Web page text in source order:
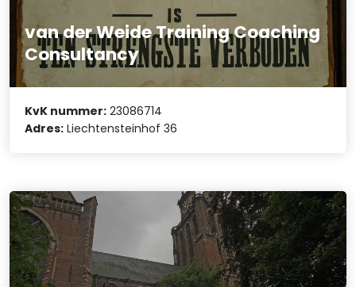
van der Weide Training Coaching
Consultancy
KvK nummer: 23086714
Adres: Liechtensteinhof 36